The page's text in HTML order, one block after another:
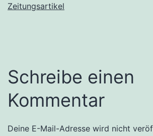
Zeitungsartikel
Schreibe einen
Kommentar
Deine E-Mail-Adresse wird nicht